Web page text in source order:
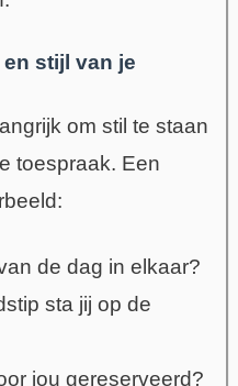
stijl van je
om stil te staan
toespraak. Een
de dag in elkaar?
sta jij op de
jou gereserveerd?